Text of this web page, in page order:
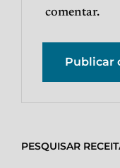
comentar.
PESQUISAR